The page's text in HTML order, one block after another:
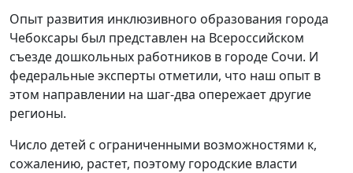
Опыт развития инклюзивного образования города
Чебоксары был представлен на Всероссийском
съезде дошкольных работников в городе Сочи. И
федеральные эксперты отметили, что наш опыт в
этом направлении на шаг-два опережает другие
регионы.
Число детей с ограниченными возможностями к,
сожалению, растет, поэтому городские власти